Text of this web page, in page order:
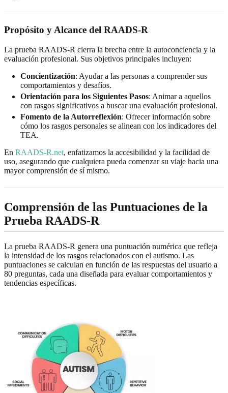
Propósito y Alcance del RAADS-R
La prueba RAADS-R cierra la brecha entre la autoconciencia y la
evaluación profesional. Sus objetivos principales incluyen:
Concientización: Ayudar a las personas a comprender sus
comportamientos y desafíos.
Orientación para los Siguientes Pasos: Animar a aquellos
con rasgos significativos a buscar una evaluación profesional.
Fomento de la Autorreflexión: Ofrecer información sobre
cómo los rasgos personales se alinean con los indicadores del
TEA.
En RAADS-R.net, enfatizamos la accesibilidad y la facilidad de
uso, asegurando que cualquiera pueda comenzar su viaje hacia una
mayor comprensión de sí mismo.
Comprensión de las Puntuaciones de la
Prueba RAADS-R
La prueba RAADS-R genera una puntuación numérica que refleja
la intensidad de los rasgos relacionados con el autismo. Las
puntuaciones se calculan en función de las respuestas del usuario a
80 preguntas, cada una diseñada para evaluar comportamientos y
tendencias específicas.